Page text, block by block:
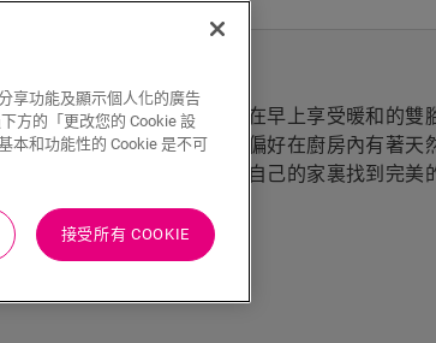
確保舒適性的豪華浴室？您在早上享受暖和的雙
極致的防水與防刮地板。您偏好在廚房內有著天
風格與種類，您肯定會為自己的家裏找到完美
享功能及顯示個人化的廣告
方的「更改您的 Cookie 設
本和功能性的 Cookie 是不可
接受所有 COOKIE